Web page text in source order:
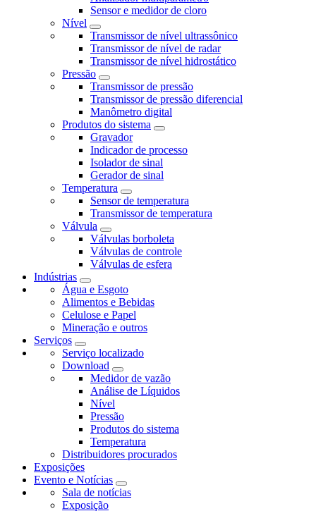
Sensor e medidor de cloro
Nível
Transmissor de nível ultrassônico
Transmissor de nível de radar
Transmissor de nível hidrostático
Pressão
Transmissor de pressão
Transmissor de pressão diferencial
Manômetro digital
Produtos do sistema
Gravador
Indicador de processo
Isolador de sinal
Gerador de sinal
Temperatura
Sensor de temperatura
Transmissor de temperatura
Válvula
Válvulas borboleta
Válvulas de controle
Válvulas de esfera
Indústrias
Água e Esgoto
Alimentos e Bebidas
Celulose e Papel
Mineração e outros
Serviços
Serviço localizado
Download
Medidor de vazão
Análise de Líquidos
Nível
Pressão
Produtos do sistema
Temperatura
Distribuidores procurados
Exposições
Evento e Notícias
Sala de notícias
Exposição